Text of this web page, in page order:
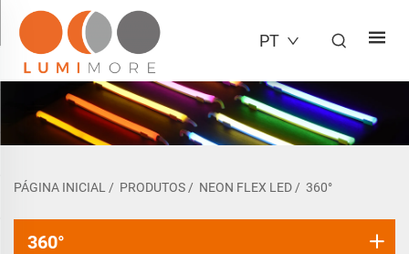
PT
PÁGINA INICIAL / PRODUTOS / NEON FLEX LED / 360°
360°